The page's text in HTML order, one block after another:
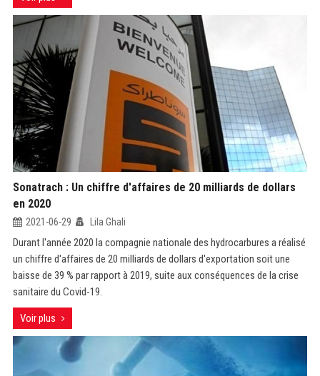
Sonatrach : Un chiffre d'affaires de 20 milliards de dollars
en 2020
2021-06-29 Lila Ghali
Durant l'année 2020 la compagnie nationale des hydrocarbures a réalisé
un chiffre d'affaires de 20 milliards de dollars d'exportation soit une
baisse de 39 % par rapport à 2019, suite aux conséquences de la crise
sanitaire du Covid-19.
Voir plus